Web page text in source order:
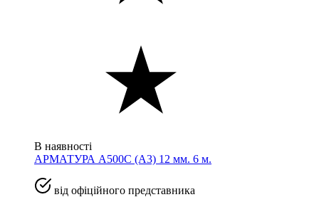
В наявності
АРМАТУРА А500С (A3) 12 мм. 6 м.
від офіційного представника